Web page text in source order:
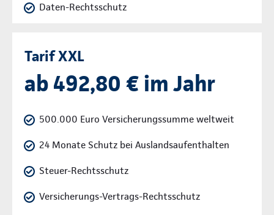
Daten-Rechtsschutz
Tarif XXL
ab 492,80 € im Jahr
500.000 Euro Versicherungssumme weltweit
24 Monate Schutz bei Auslandsaufenthalten
Steuer-Rechtsschutz
Versicherungs-Vertrags-Rechtsschutz